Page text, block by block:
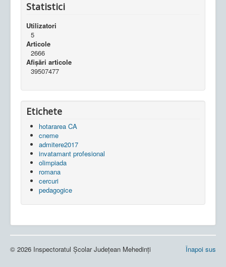
Statistici
Utilizatori
5
Articole
2666
Afișări articole
39507477
Etichete
hotararea CA
cneme
admitere2017
invatamant profesional
olimpiada
romana
cercuri
pedagogice
Înapoi sus
© 2026 Inspectoratul Școlar Județean Mehedinți